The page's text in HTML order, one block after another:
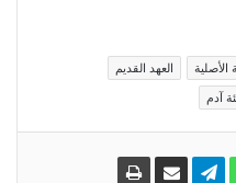
الأصلية العهد القديم
آدم